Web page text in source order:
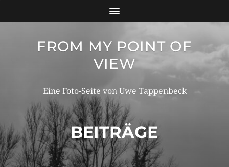
FROM MY POINT OF
VIEW
Eine Foto-Seite von Uwe Tappenbeck
BEITRÄGE